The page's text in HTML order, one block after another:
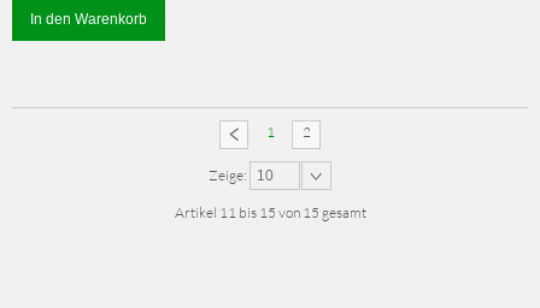
In den Warenkorb
1 2
Zeige: 10
Artikel 11 bis 15 von 15 gesamt